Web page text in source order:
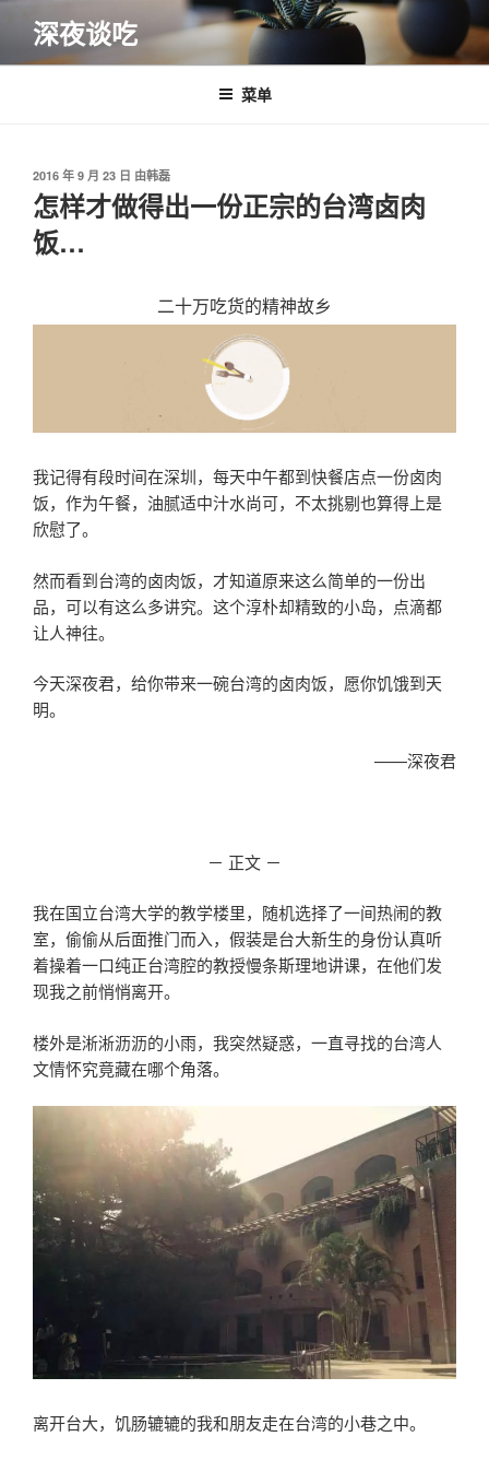
内
深夜谈吃
菜单
发
布
于
2016 年 9 月 23 日 由韩磊
怎样才做得出一份正宗的台湾卤肉
饭…
二十万吃货的精神故乡
我记得有段时间在深圳，每天中午都到快餐店点一份卤肉
饭，作为午餐，油腻适中汁水尚可，不太挑剔也算得上是
欣慰了。
然而看到台湾的卤肉饭，才知道原来这么简单的一份出
品，可以有这么多讲究。这个淳朴却精致的小岛，点滴都
让人神往。
今天深夜君，给你带来一碗台湾的卤肉饭，愿你饥饿到天
明。
——深夜君
－ 正文 －
我在国立台湾大学的教学楼里，随机选择了一间热闹的教
室，偷偷从后面推门而入，假装是台大新生的身份认真听
着操着一口纯正台湾腔的教授慢条斯理地讲课，在他们发
现我之前悄悄离开。
楼外是淅淅沥沥的小雨，我突然疑惑，一直寻找的台湾人
文情怀究竟藏在哪个角落。
离开台大，饥肠辘辘的我和朋友走在台湾的小巷之中。